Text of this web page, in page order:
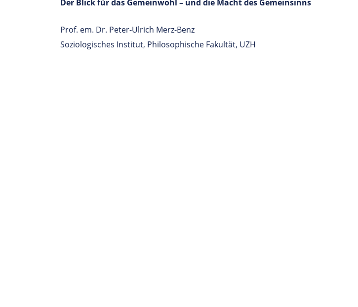
Der Blick für das Gemeinwohl – und die Macht des Gemeinsinns
Prof. em. Dr. Peter-Ulrich Merz-Benz
Soziologisches Institut, Philosophische Fakultät, UZH